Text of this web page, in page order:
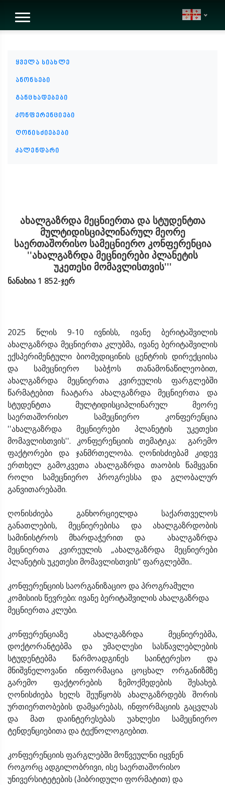
geo
ყველა სიახლე
ანონსები
განცხადებები
კონფერენციები
ღონისძიებები
კალენდარი
ახალგაზრდა მეცნიერთა და სტუდენტთა
მულტიდისციპლინარულ მეორე
საერთაშორისო სამეცნიერო კონფერენცია
''ახალგაზრდა მეცნიერები პლანეტის
უკეთესი მომავლისთვის'''
ნანახია 1 852-ჯერ
2025 წლის 9-10 ივნისს, ივანე ბერიტაშვილის
ახალგაზრდა მეცნიერთა კლუბმა, ივანე ბერიტაშვილის
ექსპერიმენტული ბიომედიცინის ცენტრის დირექციისა
და სამეცნიერო საბჭოს თანამონაწილეობით,
ახალგაზრდა მეცნიერთა კვირეულის ფარგლებში
წარმატებით ჩაატარა ახალგაზრდა მეცნიერთა და
სტუდენტთა მულტიდისციპლინარულ მეორე
საერთაშორისო სამეცნიერო კონფერენცია
''ახალგაზრდა მეცნიერები პლანეტის უკეთესი
მომავლისთვის''. კონფერენციის თემატიკა: გარემო
ფაქტორები და ჯანმრთელობა. ღონისძიებამ კიდევ
ერთხელ გამოკვეთა ახალგაზრდა თაობის წამყვანი
როლი სამეცნიერო პროგრესსა და გლობალურ
განვითარებაში.
ღონისძიება განხორციელდა საქართველოს
განათლების, მეცნიერებისა და ახალგაზრდობის
სამინისტროს მხარდაჭერით და ახალგაზრდა
მეცნიერთა კვირეულის „ახალგაზრდა მეცნიერები
პლანეტის უკეთესი მომავლისთვის‘‘ ფარგლებში..
კონფერენციის საორგანიზაციო და პროგრამული
კომისიის წევრები: ივანე ბერიტაშვილის ახალგაზრდა
მეცნიერთა კლუბი.
კონფერენციაზე ახალგაზრდა მეცნიერებმა,
დოქტორანტებმა და უმაღლესი სასწავლებლების
სტუდენტებმა წარმოადგინეს საინტერესო და
მნიშვნელოვანი ინფორმაცია ცოცხალ ორგანიზმზე
გარემო ფაქტორების ზემოქმედების შესახებ.
ღონისძიება ხელს შეუწყობს ახალგაზრდებს შორის
ურთიერთობების დამყარებას, ინფორმაციის გაცვლას
და მათ დაინტერესებას უახლესი სამეცნიერო
ტენდენციებითა და ტექნოლოგიებით.
კონფერენციის ფარგლებში მოწვეულნი იყვნენ
როგორც ადგილობრივი, ისე საერთაშორისო
უნივერსიტეტების (ჰიბრიდული ფორმატით) და